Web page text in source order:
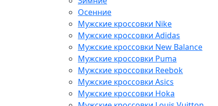
Осенние
Мужские кроссовки Nike
Мужские кроссовки Adidas
Мужские кроссовки New Balance
Мужские кроссовки Puma
Мужские кроссовки Reebok
Мужские кроссовки Asics
Мужские кроссовки Hoka